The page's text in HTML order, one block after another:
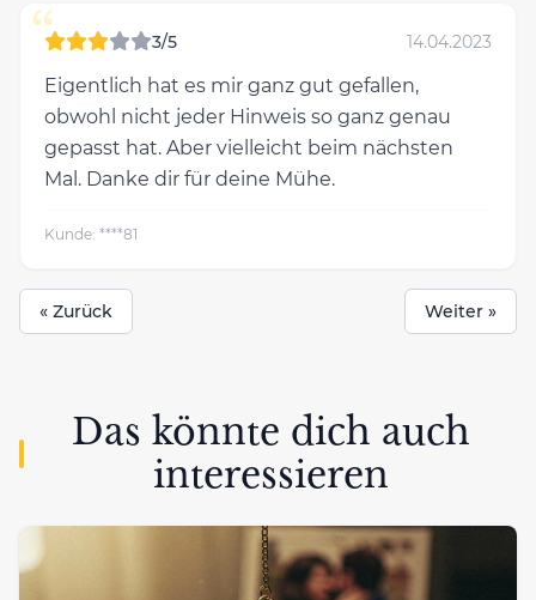
“ 3/5 14.04.2023
Eigentlich hat es mir ganz gut gefallen,
obwohl nicht jeder Hinweis so ganz genau
gepasst hat. Aber vielleicht beim nächsten
Mal. Danke dir für deine Mühe.
Kunde: ****81
« Zurück Weiter »
Das könnte dich auch
interessieren